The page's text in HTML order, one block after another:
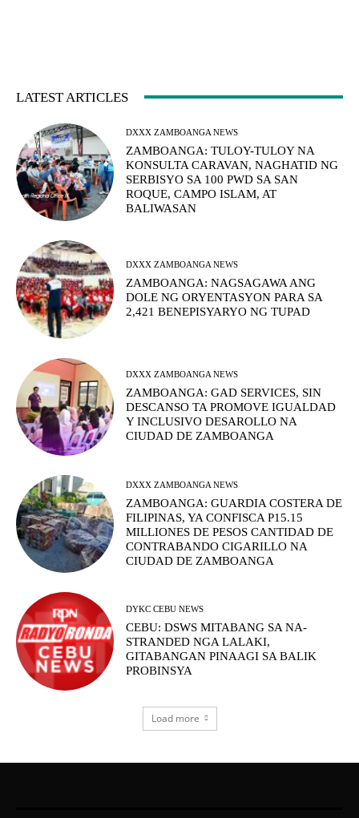
LATEST ARTICLES
DXXX ZAMBOANGA NEWS
ZAMBOANGA: TULOY-TULOY NA
KONSULTA CARAVAN, NAGHATID NG
SERBISYO SA 100 PWD SA SAN
ROQUE, CAMPO ISLAM, AT
BALIWASAN
DXXX ZAMBOANGA NEWS
ZAMBOANGA: NAGSAGAWA ANG
DOLE NG ORYENTASYON PARA SA
2,421 BENEPISYARYO NG TUPAD
DXXX ZAMBOANGA NEWS
ZAMBOANGA: GAD SERVICES, SIN
DESCANSO TA PROMOVE IGUALDAD
Y INCLUSIVO DESAROLLO NA
CIUDAD DE ZAMBOANGA
DXXX ZAMBOANGA NEWS
ZAMBOANGA: GUARDIA COSTERA DE
FILIPINAS, YA CONFISCA P15.15
MILLIONES DE PESOS CANTIDAD DE
CONTRABANDO CIGARILLO NA
CIUDAD DE ZAMBOANGA
DYKC CEBU NEWS
CEBU: DSWS MITABANG SA NA-
STRANDED NGA LALAKI,
GITABANGAN PINAAGI SA BALIK
PROBINSYA
Load more